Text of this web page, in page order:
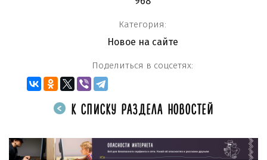
Категория:
Новое на сайте
Поделиться в соцсетях:
К СПИСКУ РАЗДЕЛА НОВОСТЕЙ